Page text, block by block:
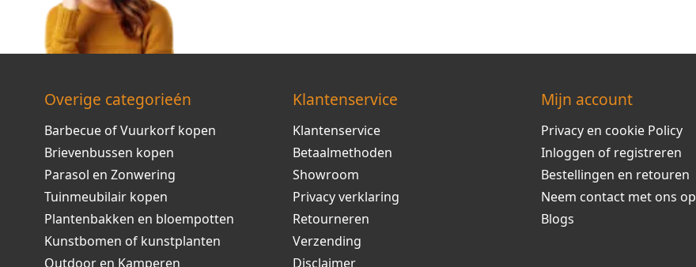
Overige categorieén
Barbecue of Vuurkorf kopen
Brievenbussen kopen
Parasol en Zonwering
Tuinmeubilair kopen
Plantenbakken en bloempotten
Kunstbomen of kunstplanten
Outdoor en Kamperen
Klantenservice
Klantenservice
Betaalmethoden
Showroom
Privacy verklaring
Retourneren
Verzending
Disclaimer
Mijn account
Privacy en cookie Policy
Inloggen of registreren
Bestellingen en retouren
Neem contact met ons op
Blogs